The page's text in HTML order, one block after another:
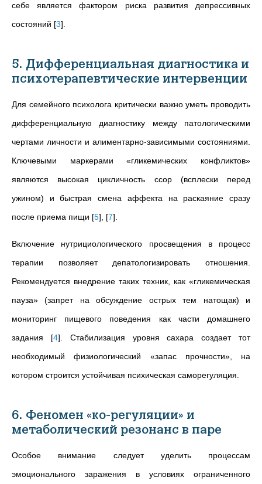
себе является фактором риска развития депрессивных
состояний [3]
5. Дифференциальная диагностика и
психотерапевтические интервенции
Для семейного психолога критически важно уметь проводить
дифференциальную диагностику между патологическими
чертами личности и алиментарно-зависимыми состояниями.
Ключевыми маркерами «гликемических конфликтов»
являются высокая цикличность ссор (всплески перед
ужином) и быстрая смена аффекта на раскаяние сразу
после приема пищи [5] [7]
Включение нутрициологического просвещения в процесс
терапии позволяет депатологизировать отношения.
Рекомендуется внедрение таких техник, как «гликемическая
пауза» (запрет на обсуждение острых тем натощак) и
мониторинг пищевого поведения как части домашнего
задания [4] . Стабилизация уровня сахара создает тот
необходимый физиологический «запас прочности», на
котором строится устойчивая психическая саморегуляция.
6. Феномен «ко-регуляции» и
метаболический резонанс в паре
Особое внимание следует уделить процессам
эмоционального заражения в условиях ограниченного